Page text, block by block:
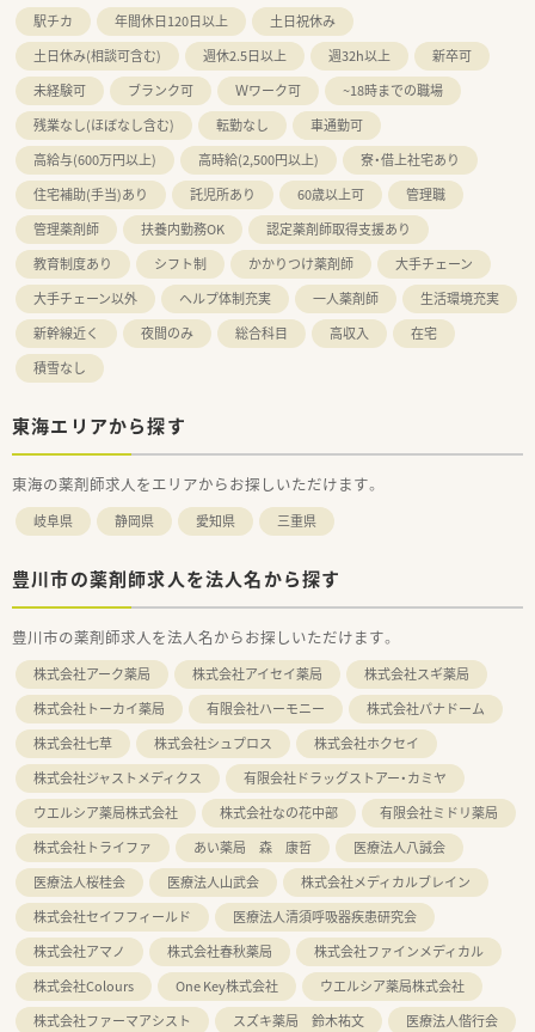
駅チカ 年間休日120日以上
土日祝休み
土日休み(相談可含む)
週休2.5日以上 週32h以上
新卒可
未経験可
ブランク可 Ｗワーク可
~18時までの職場
残業なし(ほぼなし含む)
転勤なし
車通勤可
高給与(600万円以上)
高時給(2,500円以上)
寮・借上社宅あり
住宅補助(手当)あり
託児所あり 60歳以上可
管理職
管理薬剤師
扶養内勤務OK
認定薬剤師取得支援あり
教育制度あり
シフト制 かかりつけ薬剤師
大手チェーン
大手チェーン以外
ヘルプ体制充実 一人薬剤師
生活環境充実
新幹線近く
夜間のみ 総合科目 高収入
在宅
積雪なし
東海エリアから探す
東海の薬剤師求人をエリアからお探しいただけます。
岐阜県 静岡県 愛知県 三重県
豊川市の薬剤師求人を法人名から探す
豊川市の薬剤師求人を法人名からお探しいただけます。
株式会社アーク薬局 株式会社アイセイ薬局
株式会社スギ薬局
株式会社トーカイ薬局
有限会社ハーモニー
株式会社パナドーム
株式会社七草
株式会社シュプロス
株式会社ホクセイ
株式会社ジャストメディクス
有限会社ドラッグストアー・カミヤ
ウエルシア薬局株式会社
株式会社なの花中部
有限会社ミドリ薬局
株式会社トライファ
あい薬局 森 康哲
医療法人八誠会
医療法人桜桂会
医療法人山武会
株式会社メディカルブレイン
株式会社セイフフィールド
医療法人清須呼吸器疾患研究会
株式会社アマノ
株式会社春秋薬局
株式会社ファインメディカル
株式会社Colours
One Key株式会社
ウエルシア薬局株式会社
株式会社ファーマアシスト
スズキ薬局 鈴木祐文
医療法人偕行会